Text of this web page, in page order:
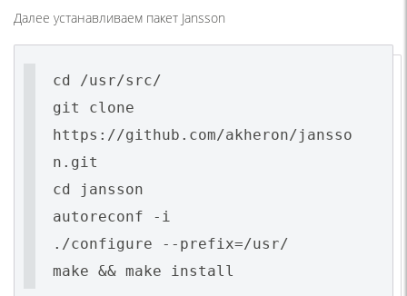
Далее устанавливаем пакет Jansson
cd /usr/src/
git clone
https://github.com/akheron/jansso
n.git
cd jansson
autoreconf -i
./configure --prefix=/usr/
make && make install